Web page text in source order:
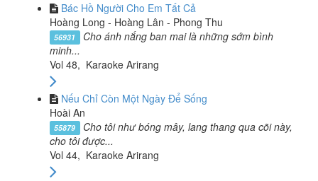
Bác Hồ Người Cho Em Tất Cả
Hoàng Long - Hoàng Lân - Phong Thu
56931 Cho ánh nắng ban mai là những sớm bình
minh...
Vol 48, Karaoke Arirang
Nếu Chỉ Còn Một Ngày Để Sống
Hoài An
55879 Cho tôi như bóng mây, lang thang qua cõi này,
cho tôi được...
Vol 44, Karaoke Arirang